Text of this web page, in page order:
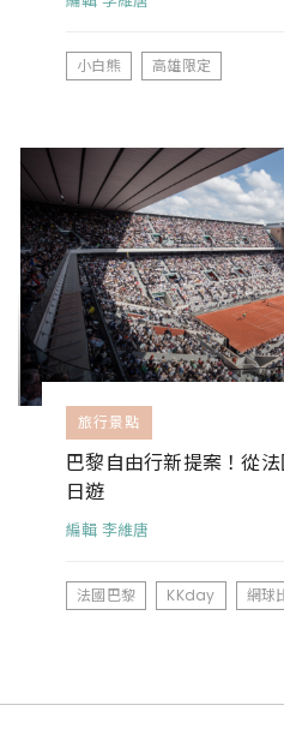
小白熊 高雄限定
旅行景點
巴黎自由行新提案！從
日遊
編輯 李維唐
法國巴黎 KKday 網球